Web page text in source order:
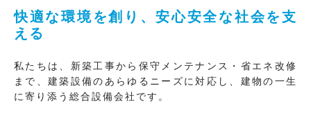
快適な環境を創り、安心安全な社会を支
える
私たちは、新築工事から保守メンテナンス・省エネ改修
まで、建築設備のあらゆるニーズに対応し、建物の一生
に寄り添う総合設備会社です。